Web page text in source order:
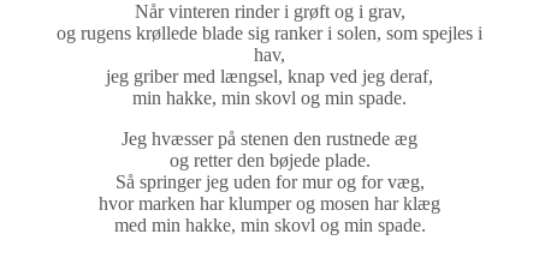
Når vinteren rinder i grøft og i grav,
og rugens krøllede blade sig ranker i solen, som spejles i
hav,
jeg griber med længsel, knap ved jeg deraf,
min hakke, min skovl og min spade.
Jeg hvæsser på stenen den rustnede æg
og retter den bøjede plade.
Så springer jeg uden for mur og for væg,
hvor marken har klumper og mosen har klæg
med min hakke, min skovl og min spade.